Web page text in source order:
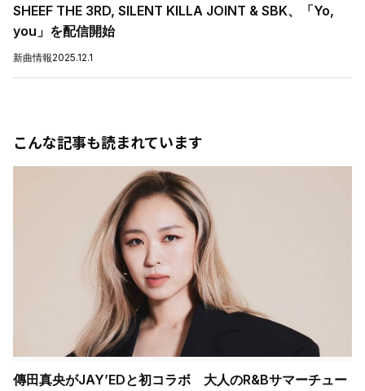
SHEEF THE 3RD, SILENT KILLA JOINT & SBK、「Yo,
you」を配信開始
新曲情報2025.12.1
こんな記事も読まれています
傳田真央がJAY’EDと初コラボ 大人のR&Bサマーチュー